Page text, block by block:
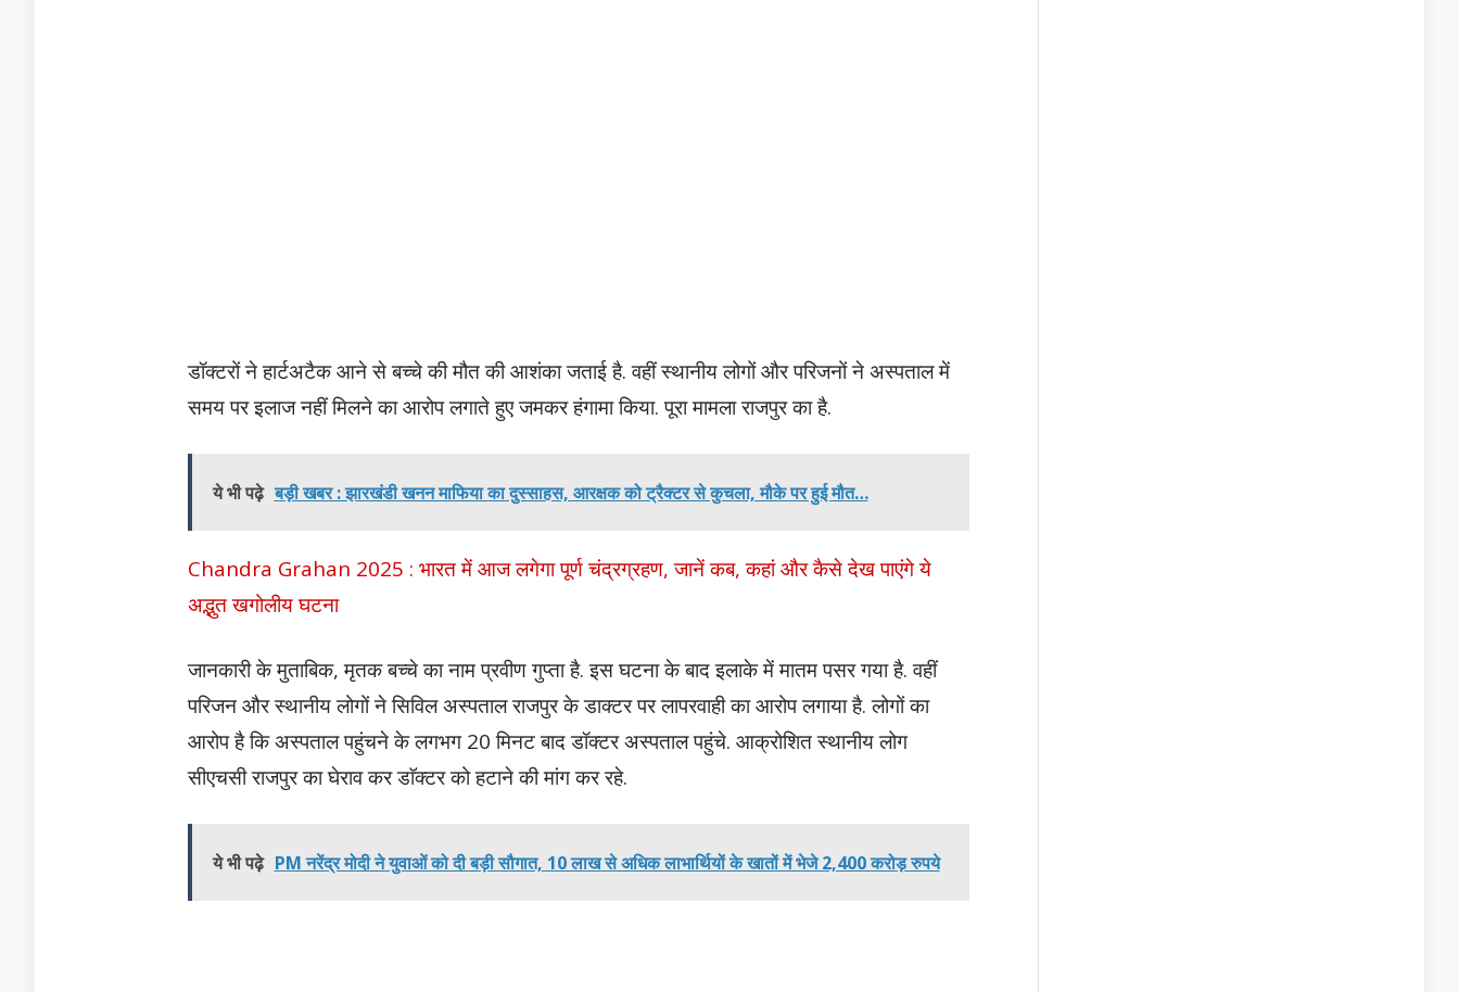
डॉक्टरों ने हार्टअटैक आने से बच्चे की मौत की आशंका जताई है. वहीं स्थानीय लोगों और परिजनों ने अस्पताल में
समय पर इलाज नहीं मिलने का आरोप लगाते हुए जमकर हंगामा किया. पूरा मामला राजपुर का है.
ये भी पढ़े बड़ी खबर : झारखंडी खनन माफिया का दुस्साहस, आरक्षक को ट्रैक्टर से कुचला, मौके पर हुई मौत…
Chandra Grahan 2025 : भारत में आज लगेगा पूर्ण चंद्रग्रहण, जानें कब, कहां और कैसे देख पाएंगे ये
अद्भुत खगोलीय घटना
जानकारी के मुताबिक, मृतक बच्चे का नाम प्रवीण गुप्ता है. इस घटना के बाद इलाके में मातम पसर गया है. वहीं
परिजन और स्थानीय लोगों ने सिविल अस्पताल राजपुर के डाक्टर पर लापरवाही का आरोप लगाया है. लोगों का
आरोप है कि अस्पताल पहुंचने के लगभग 20 मिनट बाद डॉक्टर अस्पताल पहुंचे. आक्रोशित स्थानीय लोग
सीएचसी राजपुर का घेराव कर डाॅक्टर को हटाने की मांग कर रहे.
ये भी पढ़े PM नरेंद्र मोदी ने युवाओं को दी बड़ी सौगात, 10 लाख से अधिक लाभार्थियों के खातों में भेजे 2,400 करोड़ रुपये